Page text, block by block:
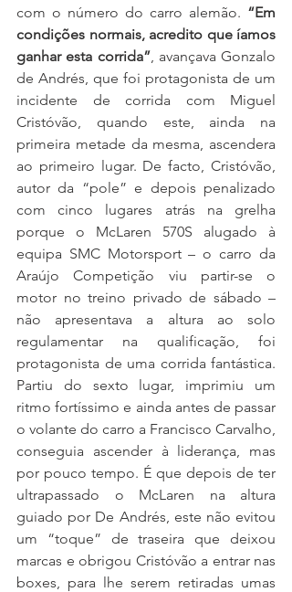
com o número do carro alemão. “Em
condições normais, acredito que íamos
ganhar esta corrida”, avançava Gonzalo
de Andrés, que foi protagonista de um
incidente de corrida com Miguel
Cristóvão, quando este, ainda na
primeira metade da mesma, ascendera
ao primeiro lugar. De facto, Cristóvão,
autor da “pole” e depois penalizado
com cinco lugares atrás na grelha
porque o McLaren 570S alugado à
equipa SMC Motorsport – o carro da
Araújo Competição viu partir-se o
motor no treino privado de sábado –
não apresentava a altura ao solo
regulamentar na qualificação, foi
protagonista de uma corrida fantástica.
Partiu do sexto lugar, imprimiu um
ritmo fortíssimo e ainda antes de passar
o volante do carro a Francisco Carvalho,
conseguia ascender à liderança, mas
por pouco tempo. É que depois de ter
ultrapassado o McLaren na altura
guiado por De Andrés, este não evitou
um “toque” de traseira que deixou
marcas e obrigou Cristóvão a entrar nas
boxes, para lhe serem retiradas umas